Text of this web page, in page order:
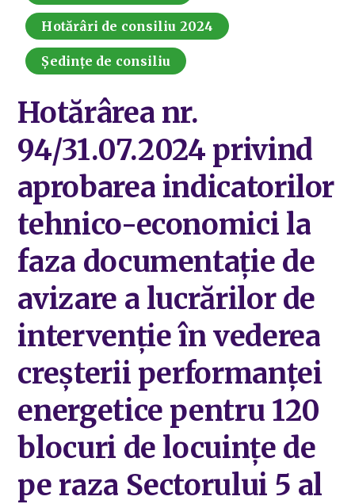
Hotărâri de consiliu 2024
Ședințe de consiliu
Hotărârea nr.
94/31.07.2024 privind
aprobarea indicatorilor
tehnico-economici la
faza documentație de
avizare a lucrărilor de
intervenție în vederea
creșterii performanței
energetice pentru 120
blocuri de locuințe de
pe raza Sectorului 5 al